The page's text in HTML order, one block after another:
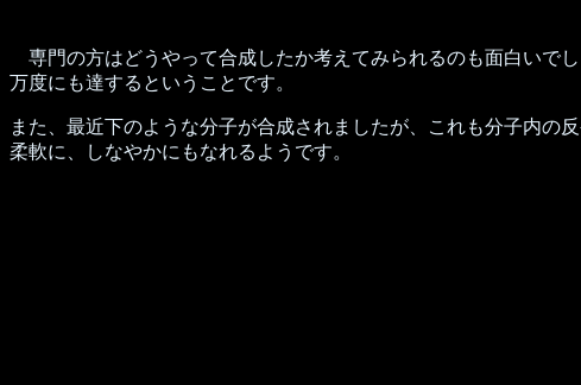
専門の方はどうやって合成したか考えてみられるのも面白いで
万度にも達するということです。
また、最近下のような分子が合成されましたが、これも分子内の
柔軟に、しなやかにもなれるようです。